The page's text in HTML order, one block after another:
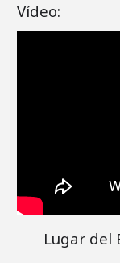
Vídeo:
Lugar del